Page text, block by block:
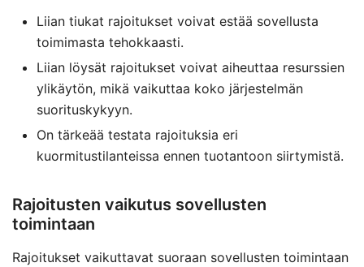
Liian tiukat rajoitukset voivat estää sovellusta
toimimasta tehokkaasti.
Liian löysät rajoitukset voivat aiheuttaa resurssien
ylikäytön, mikä vaikuttaa koko järjestelmän
suorituskykyyn.
On tärkeää testata rajoituksia eri
kuormitustilanteissa ennen tuotantoon siirtymistä.
Rajoitusten vaikutus sovellusten
toimintaan
Rajoitukset vaikuttavat suoraan sovellusten toimintaan